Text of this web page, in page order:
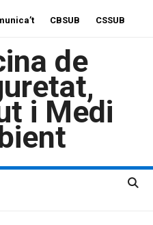
CBSUB CSSUB
de
i Medi